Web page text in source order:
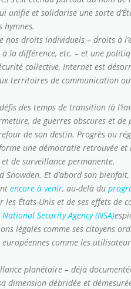
unifie et solidarise une sorte
droits individuels – droits à
la différence, etc. – et une
collective, Internet est
territoires de communication
des temps de transition (à
de guerres obscures et de
de son destin. Progrès ou
une démocratie retrouvée et
de surveillance permanente.
Snowden. Et d’abord son
encore à venir, au-delà du
États-Unis et de ses effets de
National Security Agency (NSA)
légales comme ses citoyens
comme les
planétaire – déjà
dimension débridée et